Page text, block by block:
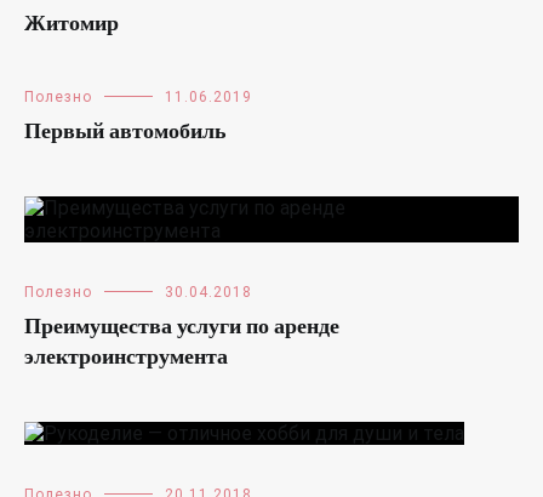
Житомир
Полезно 11.06.2019
Первый автомобиль
Полезно 30.04.2018
Преимущества услуги по аренде
электроинструмента